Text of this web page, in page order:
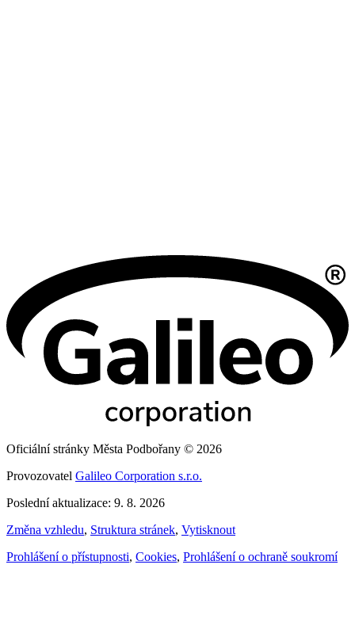
Oficiální stránky Města Podbořany © 2026
Provozovatel Galileo Corporation s.r.o.
Poslední aktualizace: 9. 8. 2026
Změna vzhledu, Struktura stránek, Vytisknout
Prohlášení o přístupnosti, Cookies, Prohlášení o ochraně soukromí